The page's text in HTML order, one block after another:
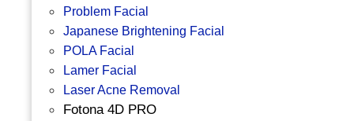
Problem Facial
Japanese Brightening Facial
POLA Facial
Lamer Facial
Laser Acne Removal
Fotona 4D PRO